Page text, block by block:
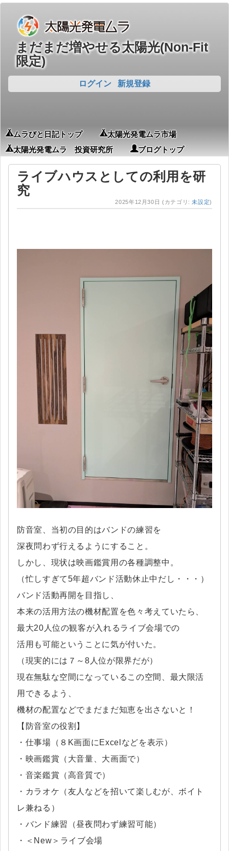
まだまだ増やせる太陽光(Non-Fit
限定)
ログイン 新規登録
ムラびと日記トップ
太陽光発電ムラ市場
太陽光発電ムラ 投資研究所
ブログトップ
ライブハウスとしての利用を研
究
2025年12月30日 (カテゴリ:未設定)
防音室、当初の目的はバンドの練習を
深夜問わず行えるようにすること。
しかし、現状は映画鑑賞用の各種調整中。
（忙しすぎて5年超バンド活動休止中だし・・・）
バンド活動再開を目指し、
本来の活用方法の機材配置を色々考えていたら、
最大20人位の観客が入れるライブ会場での
活用も可能ということに気が付いた。
（現実的には７～8人位が限界だが）
現在無駄な空間になっているこの空間、最大限活
用できるよう、
機材の配置などでまだまだ知恵を出さないと！
【防音室の役割】
・仕事場（８K画面にExcelなどを表示）
・映画鑑賞（大音量、大画面で）
・音楽鑑賞（高音質で）
・カラオケ（友人などを招いて楽しむが、ボイト
レ兼ねる）
・バンド練習（昼夜問わず練習可能）
・＜New＞ライブ会場